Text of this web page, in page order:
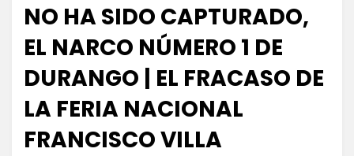
NO HA SIDO CAPTURADO,
EL NARCO NÚMERO 1 DE
DURANGO | EL FRACASO DE
LA FERIA NACIONAL
FRANCISCO VILLA